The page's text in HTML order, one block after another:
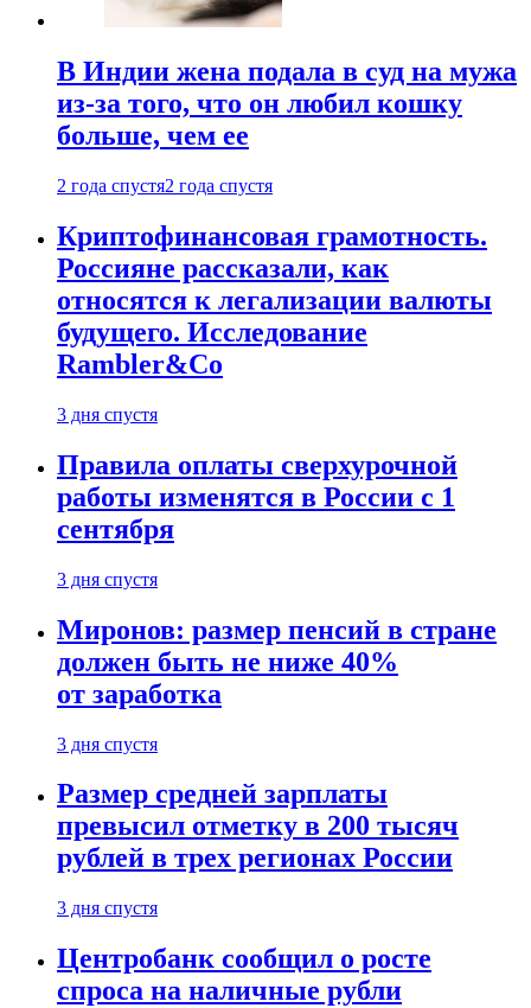
В Индии жена подала в суд на мужа
из-за того, что он любил кошку
больше, чем ее
2 года спустя2 года спустя
Криптофинансовая грамотность.
Россияне рассказали, как
относятся к легализации валюты
будущего. Исследование
Rambler&Co
3 дня спустя
Правила оплаты сверхурочной
работы изменятся в России с 1
сентября
3 дня спустя
Миронов: размер пенсий в стране
должен быть не ниже 40%
от заработка
3 дня спустя
Размер средней зарплаты
превысил отметку в 200 тысяч
рублей в трех регионах России
3 дня спустя
Центробанк сообщил о росте
спроса на наличные рубли